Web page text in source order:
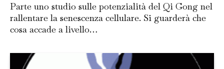
Parte uno studio sulle potenzialità del Qi Gong nel
rallentare la senescenza cellulare. Si guarderà che
cosa accade a livello…